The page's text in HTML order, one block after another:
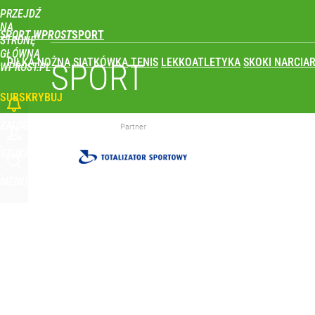
PRZEJDŹ
NA
STRONĘ
GŁÓWNĄ
WPROST.PL
SPORT WPROST
PIŁKA NOŻNA SIATKÓWKA TENIS LEKKOATLETYKA SKOKI
SUBSKRYBUJ
Reprezentant Polski wypisze się z kadry? To
Wróbel: Wywiad z Woydyłło o Idze Świątek
SPORT
Partner